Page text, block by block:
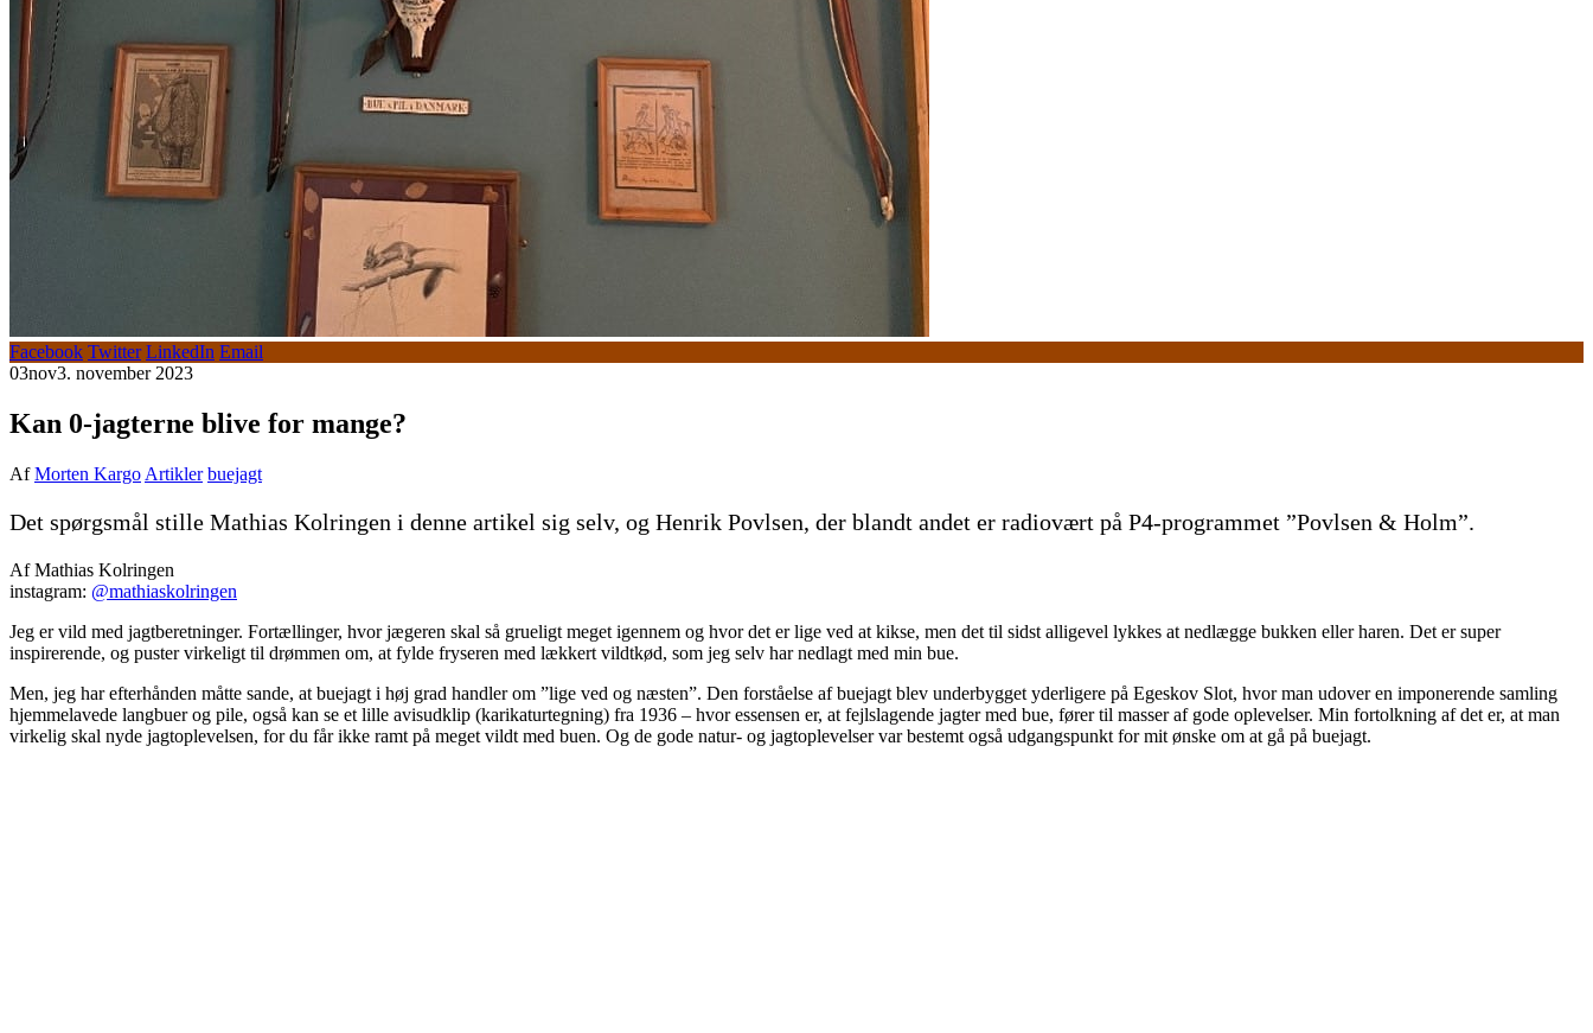
Facebook Twitter LinkedIn Email
03nov3. november 2023
Kan 0-jagterne blive for mange?
Af Morten Kargo Artikler buejagt
Det spørgsmål stille Mathias Kolringen i denne artikel sig selv, og Henrik Povlsen, der blandt andet er radiovært på P4-programmet ”Povlsen & Holm”.
Af Mathias Kolringen
instagram: @mathiaskolringen
Jeg er vild med jagtberetninger. Fortællinger, hvor jægeren skal så grueligt meget igennem og hvor det er lige ved at kikse, men det til sidst alligevel lykkes at nedlægge bukken eller haren. Det er super
inspirerende, og puster virkeligt til drømmen om, at fylde fryseren med lækkert vildtkød, som jeg selv har nedlagt med min bue.
Men, jeg har efterhånden måtte sande, at buejagt i høj grad handler om ”lige ved og næsten”. Den forståelse af buejagt blev underbygget yderligere på Egeskov Slot, hvor man udover en imponerende samling
hjemmelavede langbuer og pile, også kan se et lille avisudklip (karikaturtegning) fra 1936 – hvor essensen er, at fejlslagende jagter med bue, fører til masser af gode oplevelser. Min fortolkning af det er, at man
virkelig skal nyde jagtoplevelsen, for du får ikke ramt på meget vildt med buen. Og de gode natur- og jagtoplevelser var bestemt også udgangspunkt for mit ønske om at gå på buejagt.